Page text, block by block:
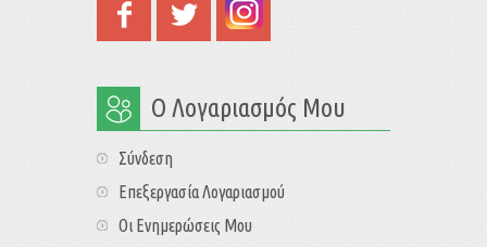
Ο Λογαριασμός Μου
Σύνδεση
Επεξεργασία Λογαριασμού
Οι Ενημερώσεις Μου